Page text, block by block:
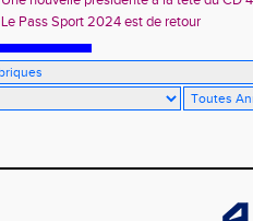
Le Pass Sport 2024 est de retour